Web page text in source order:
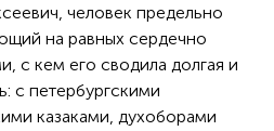
человек предельно
на равных сердечно
с кем его сводила долгая и
с петербургскими
казаками, духоборами